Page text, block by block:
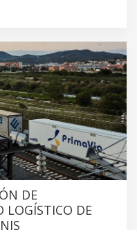
DE
LOGÍSTICO DE